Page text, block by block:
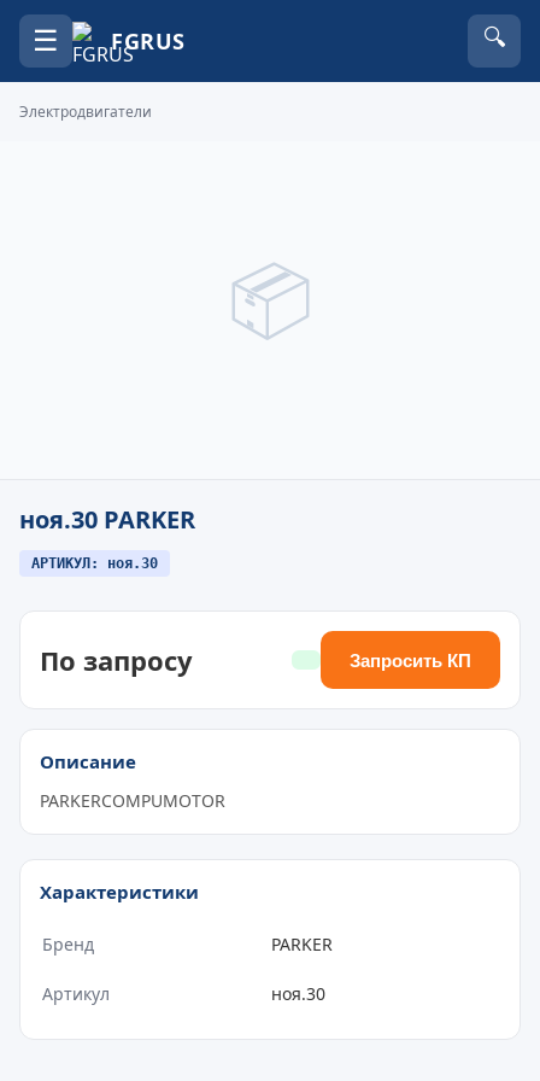
☰ FGRUS 🔍
Электродвигатели
📦
ноя.30 PARKER
АРТИКУЛ: ноя.30
По запросу Запросить КП
Описание
PARKERCOMPUMOTOR
Характеристики
Бренд PARKER
Артикул ноя.30